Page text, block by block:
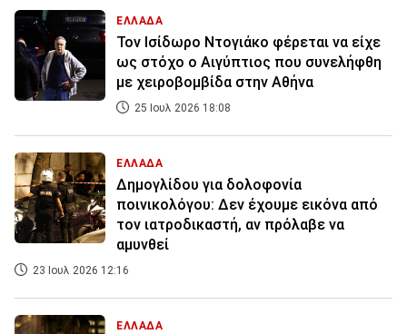
ΕΛΛΑΔΑ
Τον Ισίδωρο Ντογιάκο φέρεται να είχε
ως στόχο ο Αιγύπτιος που συνελήφθη
με χειροβομβίδα στην Αθήνα
25 Ιουλ 2026 18:08
ΕΛΛΑΔΑ
Δημογλίδου για δολοφονία
ποινικολόγου: Δεν έχουμε εικόνα από
τον ιατροδικαστή, αν πρόλαβε να
αμυνθεί
23 Ιουλ 2026 12:16
ΕΛΛΑΔΑ